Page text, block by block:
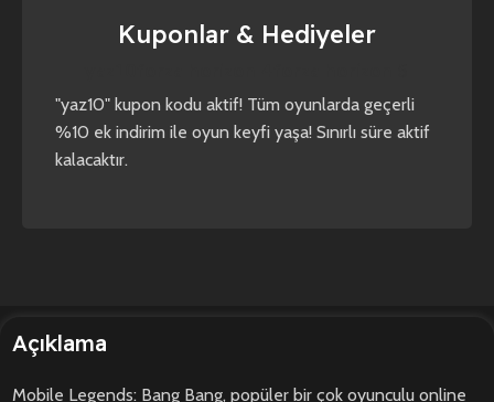
Kuponlar & Hediyeler
"yaz10" kupon kodu aktif! Tüm oyunlarda geçerli
%10 ek indirim ile oyun keyfi yaşa! Sınırlı süre aktif
kalacaktır.
Açıklama
Mobile Legends: Bang Bang, popüler bir çok oyunculu online